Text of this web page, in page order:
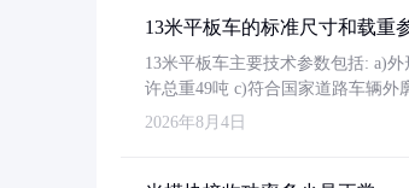
13米平板车的标准尺寸和载重
13米平板车主要技术参数包括: a)
许总重49吨 c)符合国家道路车辆外
2026年8月4日